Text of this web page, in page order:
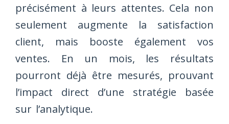
précisément à leurs attentes. Cela non
seulement augmente la satisfaction
client, mais booste également vos
ventes. En un mois, les résultats
pourront déjà être mesurés, prouvant
l’impact direct d’une stratégie basée
sur l’analytique.